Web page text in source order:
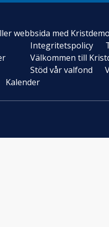
webbsida med
Integritetspolicy
Välkommen till
Stöd vår valfond
Kalender